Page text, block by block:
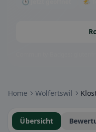
🕒 Jetzt geöffnet 🌤
Home Wolfertswil
Übersicht